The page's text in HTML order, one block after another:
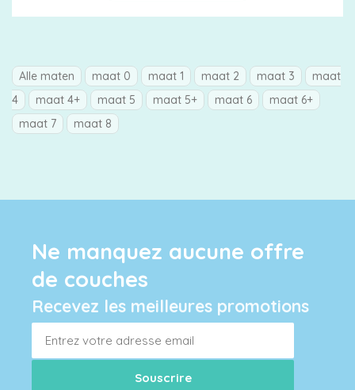
Alle maten maat 0 maat 1 maat 2 maat 3
maat
4
maat 4+ maat 5 maat 5+ maat 6
maat 6+
maat 7
maat 8
Ne manquez aucune offre
de couches
Recevez les meilleures promotions